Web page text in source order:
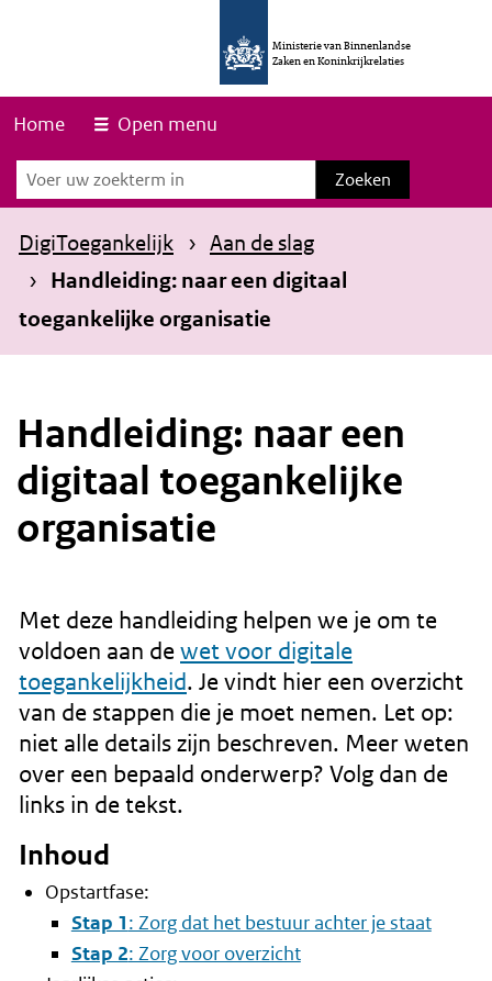
n
Ministerie van Binnenlandse
Zaken en Koninkrijkrelaties
Home Open menu
Zoeken
Zoeken
DigiToegankelijk Aan de slag
Handleiding: naar een digitaal
toegankelijke organisatie
Handleiding: naar een
digitaal toegankelijke
organisatie
Met deze handleiding helpen we je om te
voldoen aan dewet voor digitale
toegankelijkheid. Je vindt hier een overzicht
van de stappen die je moet nemen. Let op:
niet alle details zijn beschreven. Meer weten
over een bepaald onderwerp? Volg dan de
links in de tekst.
Inhoud
Opstartfase:
Stap 1: Zorg dat het bestuur achter je staat
Stap 2: Zorg voor overzicht